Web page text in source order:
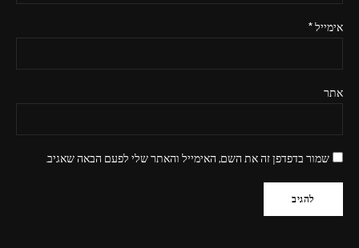
אימייל*
אתר
שמור בדפדפן זה את השם, האימייל והאתר שלי לפעם הבאה שאגיב.